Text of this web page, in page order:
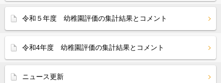
令和５年度 幼稚園評価の集計結果とコメント
令和4年度 幼稚園評価の集計結果とコメント
ニュース更新